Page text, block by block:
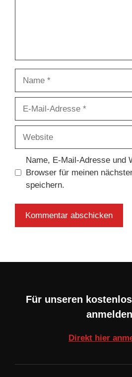
Adresse
Name, E-Mail-Adresse und
Browser für meinen
speichern.
Für unseren
Direkt hier